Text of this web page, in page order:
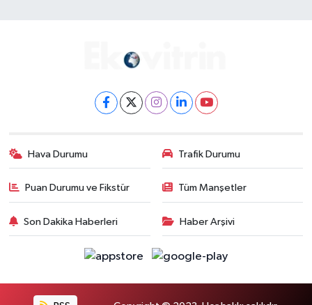
Hava Durumu Trafik Durumu
Puan Durumu ve Fikstür Tüm Manşetler
Son Dakika Haberleri Haber Arşivi